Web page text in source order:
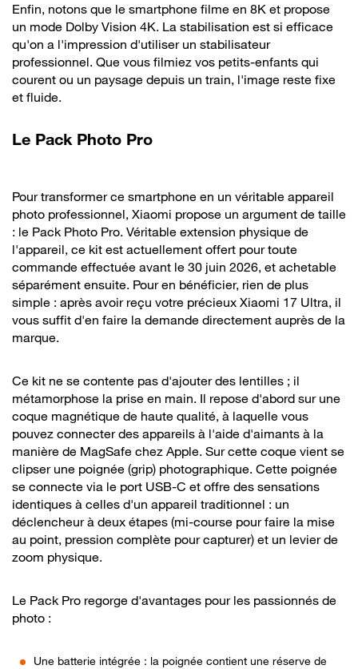
Enfin, notons que le smartphone filme en 8K et propose
un mode Dolby Vision 4K. La stabilisation est si efficace
qu'on a l'impression d'utiliser un stabilisateur
professionnel. Que vous filmiez vos petits-enfants qui
courent ou un paysage depuis un train, l'image reste fixe
et fluide.
Le Pack Photo Pro
Pour transformer ce smartphone en un véritable appareil
photo professionnel, Xiaomi propose un argument de taille
: le Pack Photo Pro. Véritable extension physique de
l'appareil, ce kit est actuellement offert pour toute
commande effectuée avant le 30 juin 2026, et achetable
séparément ensuite. Pour en bénéficier, rien de plus
simple : après avoir reçu votre précieux Xiaomi 17 Ultra, il
vous suffit d'en faire la demande directement auprès de la
marque.
Ce kit ne se contente pas d'ajouter des lentilles ; il
métamorphose la prise en main. Il repose d'abord sur une
coque magnétique de haute qualité, à laquelle vous
pouvez connecter des appareils à l'aide d'aimants à la
manière de MagSafe chez Apple. Sur cette coque vient se
clipser une poignée (grip) photographique. Cette poignée
se connecte via le port USB-C et offre des sensations
identiques à celles d'un appareil traditionnel : un
déclencheur à deux étapes (mi-course pour faire la mise
au point, pression complète pour capturer) et un levier de
zoom physique.
Le Pack Pro regorge d'avantages pour les passionnés de
photo :
Une batterie intégrée : la poignée contient une réserve de